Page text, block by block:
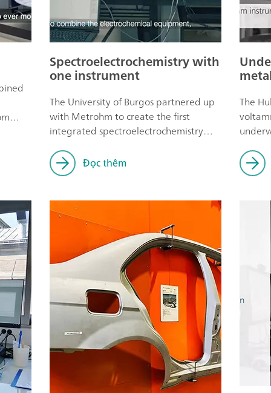
Spectroelectrochemistry with
one instrument
The University of Burgos partnered up
with Metrohm to create the first
integrated spectroelectrochemistry
Đọc thêm
The